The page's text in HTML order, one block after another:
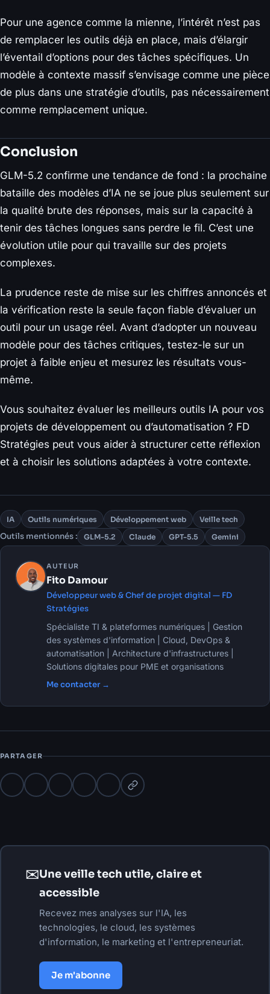
Pour une agence comme la mienne, l’intérêt n’est pas
de remplacer les outils déjà en place, mais d’élargir
l’éventail d’options pour des tâches spécifiques. Un
modèle à contexte massif s’envisage comme une pièce
de plus dans une stratégie d’outils, pas nécessairement
comme remplacement unique.
Conclusion
GLM-5.2 confirme une tendance de fond : la prochaine
bataille des modèles d’IA ne se joue plus seulement sur
la qualité brute des réponses, mais sur la capacité à
tenir des tâches longues sans perdre le fil. C’est une
évolution utile pour qui travaille sur des projets
complexes.
La prudence reste de mise sur les chiffres annoncés et
la vérification reste la seule façon fiable d’évaluer un
outil pour un usage réel. Avant d’adopter un nouveau
modèle pour des tâches critiques, testez-le sur un
projet à faible enjeu et mesurez les résultats vous-
même.
Vous souhaitez évaluer les meilleurs outils IA pour vos
projets de développement ou d’automatisation ? FD
Stratégies peut vous aider à structurer cette réflexion
et à choisir les solutions adaptées à votre contexte.
IA Outils numériques Développement web Veille tech
Outils mentionnés : GLM-5.2 Claude GPT-5.5 Gemini
AUTEUR
Fito Damour
Développeur web & Chef de projet digital — FD
Stratégies
Spécialiste TI & plateformes numériques | Gestion
des systèmes d'information | Cloud, DevOps &
automatisation | Architecture d'infrastructures |
Solutions digitales pour PME et organisations
Me contacter →
PARTAGER
✉Une veille tech utile, claire et
accessible
Recevez mes analyses sur l'IA, les
technologies, le cloud, les systèmes
d'information, le marketing et l'entrepreneuriat.
Je m'abonne